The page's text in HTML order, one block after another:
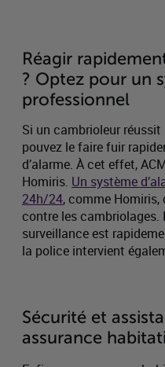
Réagir
? Optez pour un
professionnel
Si un cambrioleur
pouvez le faire fuir
d’alarme. À cet effet,
Homiris. Un système
24h/24, comme
contre les cambriolages.
surveillance est
la police intervient
Sécurité et
assurance